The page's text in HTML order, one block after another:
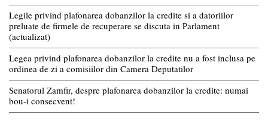
Legile privind plafonarea dobanzilor la credite si a datoriilor
preluate de firmele de recuperare se discuta in Parlament
(actualizat)
Legea privind plafonarea dobanzilor la credite nu a fost inclusa pe
ordinea de zi a comisiilor din Camera Deputatilor
Senatorul Zamfir, despre plafonarea dobanzilor la credite: numai
bou-i consecvent!